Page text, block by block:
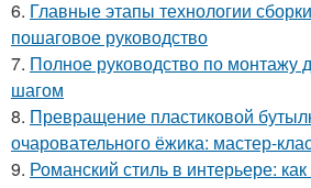
6. Главные этапы технологии
пошаговое руководство
7. Полное руководство по монтажу
шагом
8. Превращение пластиковой
очаровательного ёжика: мастер-
9. Романский стиль в интерьере: